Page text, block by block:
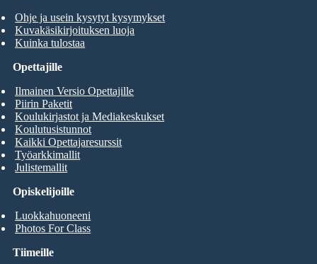
Ohje ja usein kysytyt kysymykset
Kuvakäsikirjoituksen luoja
Kuinka tulostaa
Opiskelijoille
Luokkahuoneeni
Photos For Class
Opettajille
Ilmainen Versio Opettajille
Piirin Paketit
Koulukirjastot ja Mediakeskukset
Koulutusistunnot
Kaikki Opettajaresurssit
Työarkkimallit
Julistemallit
Tiimeille